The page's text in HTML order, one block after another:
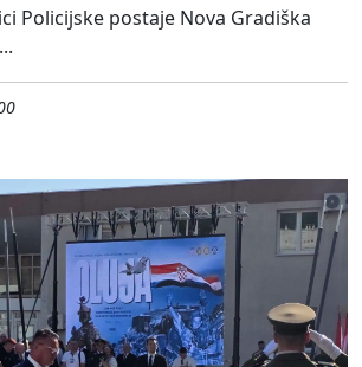
Policijske postaje Nova Gradiška